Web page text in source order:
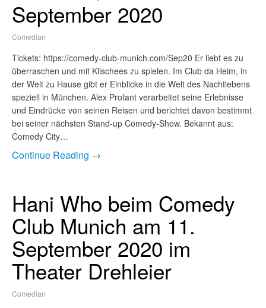
September 2020
Comedian
Tickets: https://comedy-club-munich.com/Sep20 Er liebt es zu
überraschen und mit Klischees zu spielen. Im Club da Heim, in
der Welt zu Hause gibt er Einblicke in die Welt des Nachtlebens
speziell in München. Alex Profant verarbeitet seine Erlebnisse
und Eindrücke von seinen Reisen und berichtet davon bestimmt
bei seiner nächsten Stand-up Comedy-Show. Bekannt aus:
Comedy City…
Continue Reading →
Hani Who beim Comedy
Club Munich am 11.
September 2020 im
Theater Drehleier
Comedian